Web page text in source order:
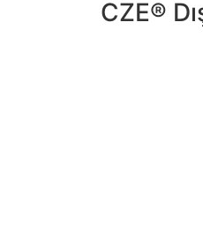
CZE®